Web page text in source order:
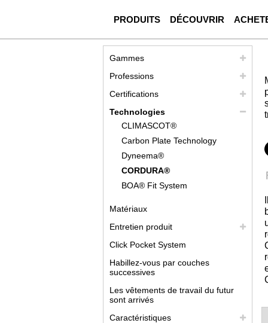
PRODUITS DÉCOUVRIR
Gammes
Professions
Certifications
Technologies
CLIMASCOT®
Carbon Plate Technology
Dyneema®
CORDURA®
BOA® Fit System
Matériaux
Entretien produit
Click Pocket System
Habillez-vous par couches
successives
Les vêtements de travail du futur
sont arrivés
Caractéristiques